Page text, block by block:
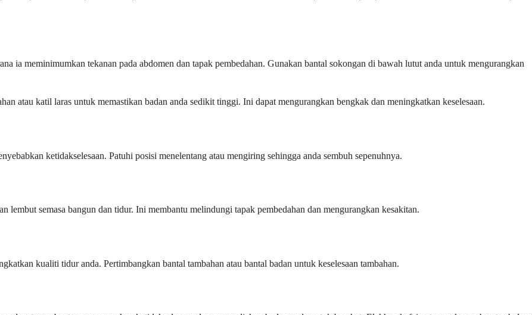
ia meminimumkan tekanan pada abdomen dan tapak pembedahan. Gunakan bantal sokongan di bawah lutut anda untuk mengurangkan
atau katil laras untuk memastikan badan anda sedikit tinggi. Ini dapat mengurangkan bengkak dan meningkatkan keselesaan.
ketidakselesaan. Patuhi posisi menelentang atau mengiring sehingga anda sembuh sepenuhnya.
lembut semasa bangun dan tidur. Ini membantu melindungi tapak pembedahan dan mengurangkan kesakitan.
kualiti tidur anda. Pertimbangkan bantal tambahan atau bantal badan untuk keselesaan tambahan.